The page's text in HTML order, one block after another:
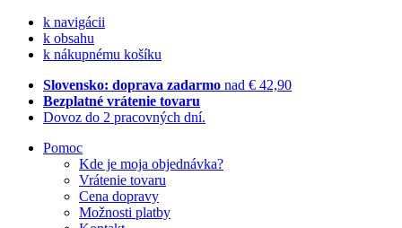
k navigácii
k obsahu
k nákupnému košíku
Slovensko: doprava zadarmo nad € 42,90
Bezplatné vrátenie tovaru
Dovoz do 2 pracovných dní.
Pomoc
Kde je moja objednávka?
Vrátenie tovaru
Cena dopravy
Možnosti platby